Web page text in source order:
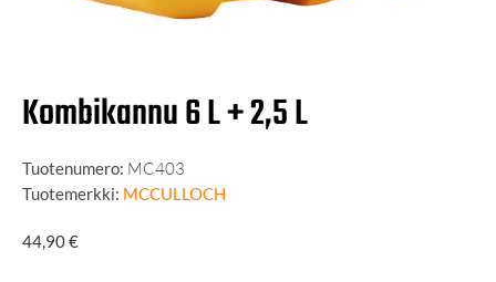
Kombikannu 6 L + 2,5 L
Tuotenumero: MC403
Tuotemerkki: MCCULLOCH
44,90€